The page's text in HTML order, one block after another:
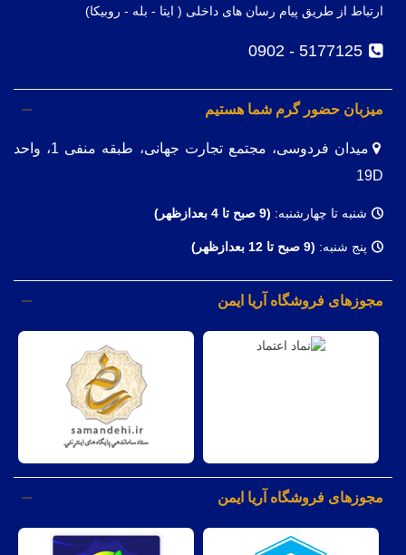
ارتباط از طریق پیام رسان های داخلی ( ایتا - بله - روبیکا)
5177125 - 0902
میزبان حضور گرم شما هستیم
میدان فردوسی، مجتمع تجارت جهانی، طبقه منفی 1، واحد
19D
شنبه تا چهارشنبه: (9 صبح تا 4 بعدازظهر)
پنج شنبه: (9 صبح تا 12 بعدازظهر)
مجوزهای فروشگاه آریا ایمن
مجوزهای فروشگاه آریا ایمن